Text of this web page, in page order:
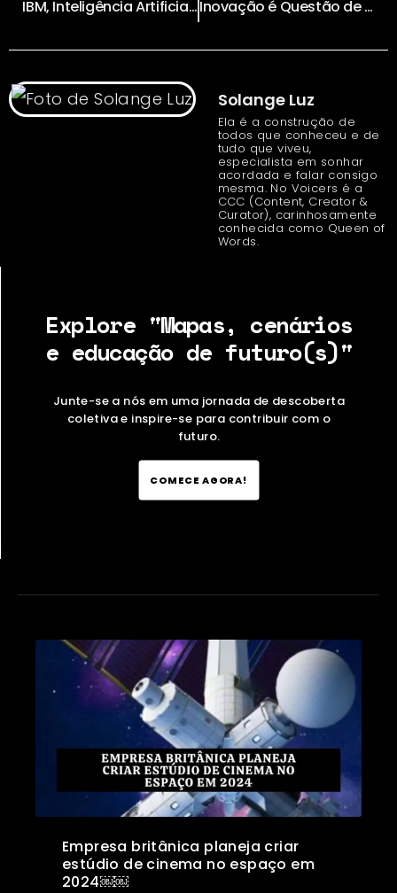
IBM, Inteligência Artificial e as Fragrâncias de O Boticário
Inovação é Questão de Talento? por Henrique Portugal
Solange Luz
Ela é a construção de
todos que conheceu e de
tudo que viveu,
especialista em sonhar
acordada e falar consigo
mesma. No Voicers é a
CCC (Content, Creator &
Curator), carinhosamente
conhecida como Queen of
Words.
Explore "Mapas, cenários
e educação de futuro(s)"
Junte-se a nós em uma jornada de descoberta
coletiva e inspire-se para contribuir com o
futuro.
COMECE AGORA!
Empresa britânica planeja criar
estúdio de cinema no espaço em
2024￼￼